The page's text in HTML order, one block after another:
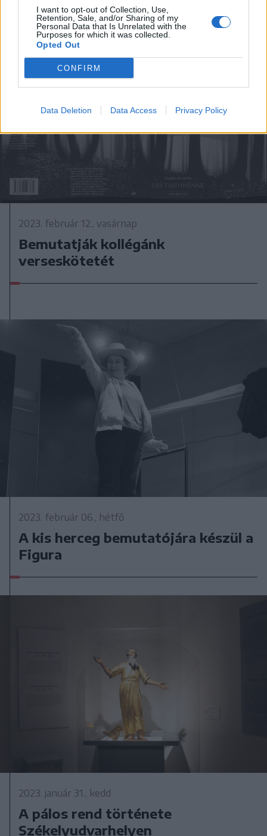
I want to opt-out of Collection, Use,
Retention, Sale, and/or Sharing of my
Personal Data that Is Unrelated with the
Purposes for which it was collected.
Opted Out
CONFIRM
Data Deletion Data Access Privacy Policy
megpróbálja
2023. február 12., vasárnap
Bemutatják kollégánk
verseskötetét
2023. február 06., hétfő
A kis herceg bemutatójára készül a
Figura
2023. január 31., kedd
A pálos rend története
Székelyudvarhelyen